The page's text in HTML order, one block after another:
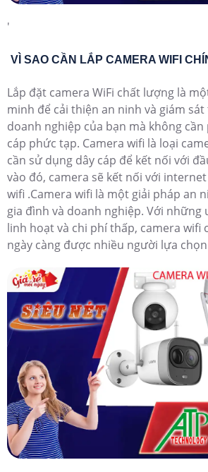
'
VÌ SAO CẦN LẮP CAMERA WIFI
Lắp đặt camera WiFi chất lượng là
minh để cải thiện an ninh và giám
doanh nghiệp của bạn mà không
cáp phức tạp. Camera wifi là loại
cần sử dụng dây cáp để kết nối với
vào đó, camera sẽ kết nối với
wifi .Camera wifi là một giải pháp an
gia đình và doanh nghiệp. Với những
linh hoạt và chi phí thấp, camera wifi
ngày càng được nhiều người lựa chọn